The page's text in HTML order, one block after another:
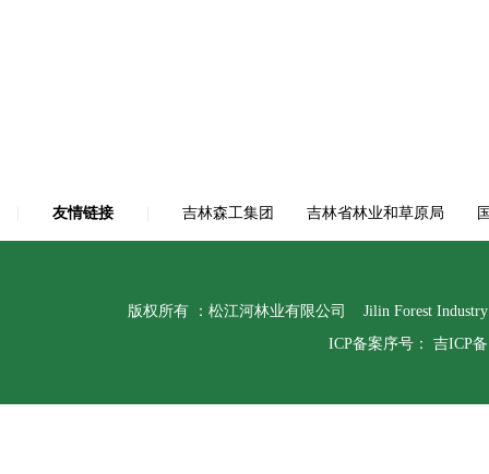
友情链接 吉林森工集团 吉林省林业和草原局
版权所有 ：松江河林业有限公司 Jilin Forest
ICP备案序号： 吉ICP